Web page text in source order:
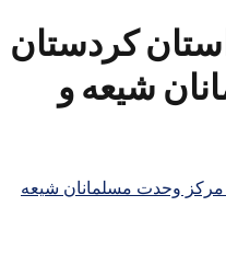
کردستان
شیعه و